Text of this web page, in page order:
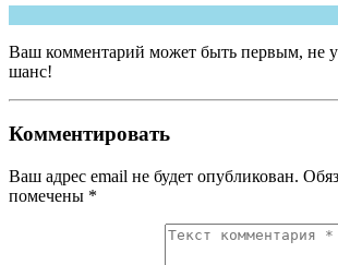
Ваш комментарий может быть первым, не
шанс!
Комментировать
Ваш адрес email не будет опубликован.
помечены *